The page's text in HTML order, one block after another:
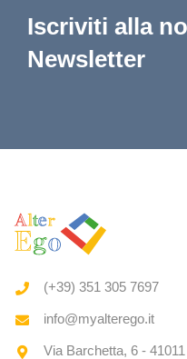
Iscriviti alla
Newsletter
(+39) 351 305 7697
info@myalterego.it
Via Barchetta, 6 -